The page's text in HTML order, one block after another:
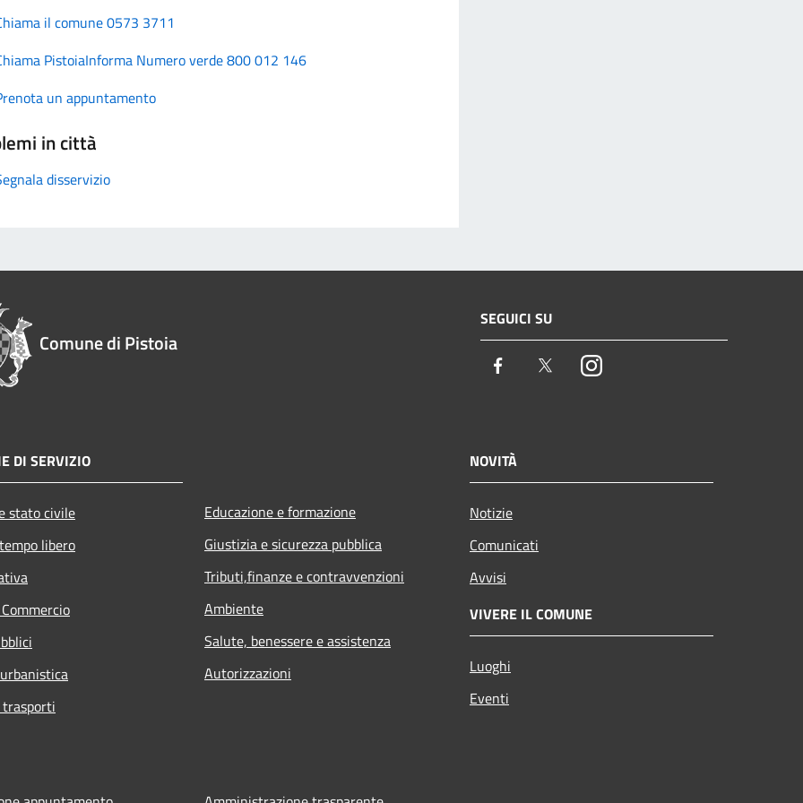
il comune 0573 3711
PistoiaInforma Numero verde 800 012 146
un appuntamento
in città
disservizio
Comune di Pistoia
SEGUICI SU
Facebook TwitterInstagram
DI SERVIZIO
stato civile
libero
Educazione e formazione
Giustizia e sicurezza pubblica
Tributi,finanze e contravvenzioni
Ambiente
Salute, benessere e assistenza
Autorizzazioni
NOVITÀ
Notizie
Comunicati
Avvisi
VIVERE IL COMUNE
Luoghi
Eventi